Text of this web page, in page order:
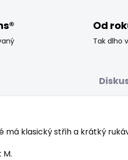
Od
Tak dlho
má klasický střih a krátký